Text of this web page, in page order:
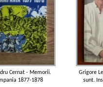
Cernat - Memorii.
1877-1878
Grigore
sunt.